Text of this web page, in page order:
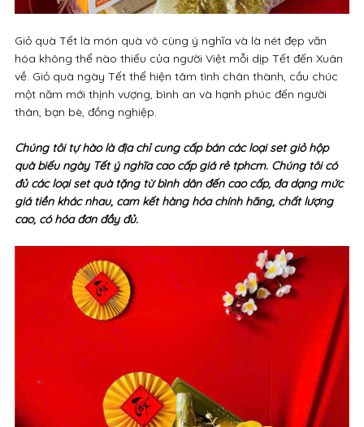
Giỏ quà Tết là món quà vô cùng ý nghĩa và là nét đẹp văn
hóa không thể nào thiếu của người Việt mỗi dịp Tết đến Xuân
về. Giỏ quà ngày Tết thể hiện tâm tình chân thành, cầu chúc
một năm mới thịnh vượng, bình an và hạnh phúc đến người
thân, bạn bè, đồng nghiệp.
Chúng tôi tự hào là địa chỉ cung cấp bán các loại set giỏ hộp
quà biếu ngày Tết ý nghĩa cao cấp giá rẻ tphcm. Chúng tôi có
đủ các loại set quà tặng từ bình dân đến cao cấp, đa dạng mức
giá tiền khác nhau, cam kết hàng hóa chính hãng, chất lượng
cao, có hóa đơn đầy đủ.